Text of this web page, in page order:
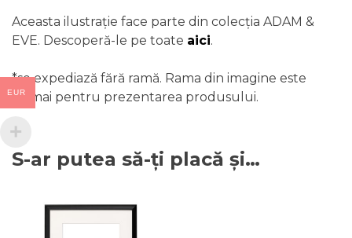
Aceasta ilustrație face parte din colecția ADAM &
EVE. Descoperă-le pe toate aici.
*se expediază fără ramă. Rama din imagine este
numai pentru prezentarea produsului.
S-ar putea să-ți placă și…
EUR